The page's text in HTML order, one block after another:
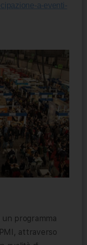
a-eventi-
un programma
attraverso